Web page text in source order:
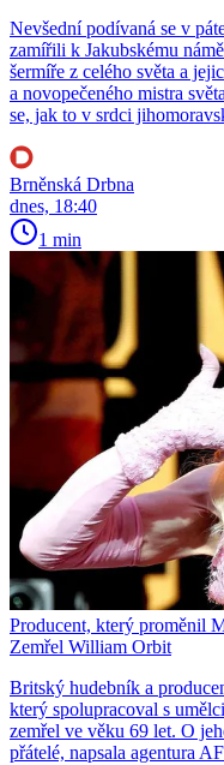
Nevšední podívaná se v
zamířili k Jakubskému
šermíře z celého světa a
a novopečeného mistra
se, jak to v srdci
Brněnská Drbna
dnes, 18:40
1 min
Producent, který proměnil
Zemřel William Orbit
Britský hudebník a
který spolupracoval s
zemřel ve věku 69 let. O
přátelé, napsala agentura